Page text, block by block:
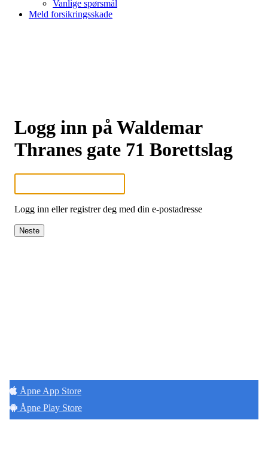
Vanlige spørsmål
Meld forsikringsskade
Logg inn på Waldemar
Thranes gate 71 Borettslag
Logg inn eller registrer deg med din e-postadresse
Neste
Åpne App Store
Åpne Play Store